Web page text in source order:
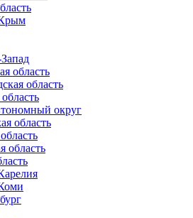
область
область
округ
область
область